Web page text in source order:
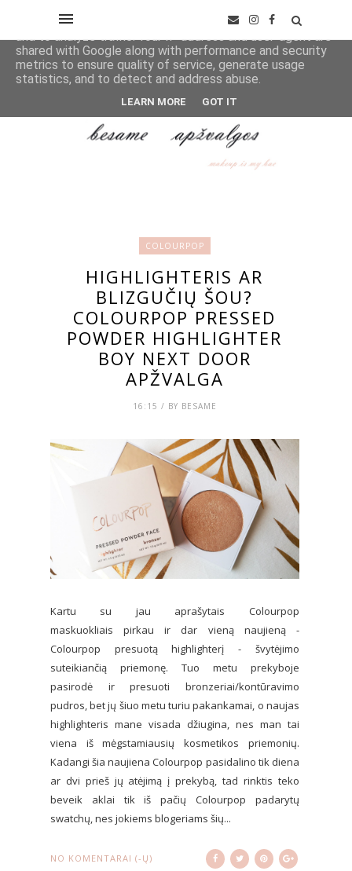
COLOURPOP
HIGHLIGHTERIS AR
BLIZGUČIŲ ŠOU?
COLOURPOP PRESSED
POWDER HIGHLIGHTER
BOY NEXT DOOR
APŽVALGA
16:15 / BY BESAME
Kartu su jau aprašytais Colourpop
maskuokliais pirkau ir dar vieną naujieną -
Colourpop presuotą highlighterį - švytėjimo
suteikiančią priemonę. Tuo metu prekyboje
pasirodė ir presuoti bronzeriai/kontūravimo
pudros, bet jų šiuo metu turiu pakankamai, o naujas
highlighteris mane visada džiugina, nes man tai
viena iš mėgstamiausių kosmetikos priemonių.
Kadangi šia naujiena Colourpop pasidalino tik diena
ar dvi prieš jų atėjimą į prekybą, tad rinktis teko
beveik aklai tik iš pačių Colourpop padarytų
swatchų, nes jokiems blogeriams šių...
NO KOMENTARAI (-Ų)
This site uses cookies from Google to deliver its services
and to analyze traffic. Your IP address and user-agent are
shared with Google along with performance and security
metrics to ensure quality of service, generate usage
statistics, and to detect and address abuse.
LEARN MORE GOT IT